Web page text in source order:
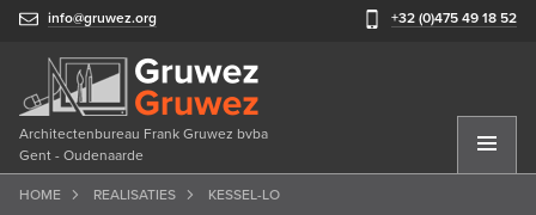
info@gruwez.org +32 (0)475 49 18 52
Architectenbureau Frank Gruwez bvba
Gent - Oudenaarde
HOME REALISATIES KESSEL-LO